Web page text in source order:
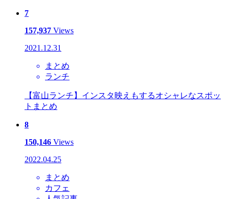
7
157,937 Views
2021.12.31
まとめ
ランチ
【富山ランチ】インスタ映えもするオシャレなスポッ
トまとめ
8
150,146 Views
2022.04.25
まとめ
カフェ